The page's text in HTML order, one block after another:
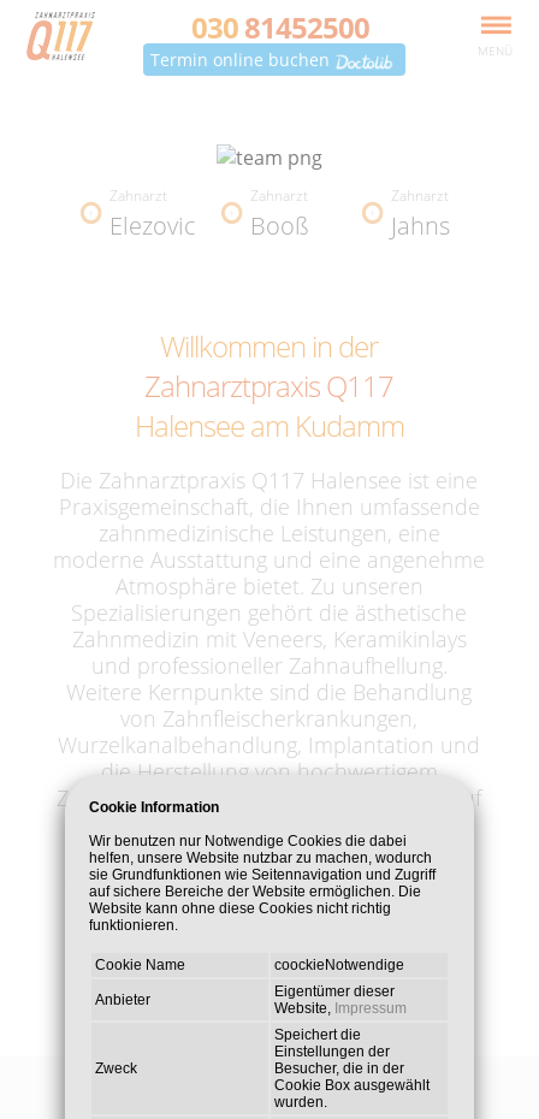
Cookie Information
Wir benutzen nur Notwendige Cookies die dabei
helfen, unsere Website nutzbar zu machen, wodurch
sie Grundfunktionen wie Seitennavigation und Zugriff
auf sichere Bereiche der Website ermöglichen. Die
Website kann ohne diese Cookies nicht richtig
funktionieren.
Cookie Name coockieNotwendige
Anbieter
Eigentümer dieser
Website, Impressum
Zweck
Speichert die
Einstellungen der
Besucher, die in der
Cookie Box ausgewählt
wurden.
03081452500
MENÜ
Termin online buchen
Zahnarzt
Elezovic
Zahnarzt
Booß
Zahnarzt
Jahns
Willkommen in der
Zahnarztpraxis Q117
Halensee am Kudamm
Die Zahnarztpraxis Q117 Halensee ist eine
Praxisgemeinschaft, die Ihnen umfassende
zahnmedizinische Leistungen, eine
moderne Ausstattung und eine angenehme
Atmosphäre bietet. Zu unseren
Spezialisierungen gehört die ästhetische
Zahnmedizin mit Veneers, Keramikinlays
und professioneller Zahnaufhellung.
Weitere Kernpunkte sind die Behandlung
von Zahnfleischerkrankungen,
Wurzelkanalbehandlung, Implantation und
die Herstellung von hochwertigem
Zahnersatz. Besonderen Wert legen wir auf
Lachgas, um so ein angst - und
schmerzfreies Behandeln zu ermöglichen.